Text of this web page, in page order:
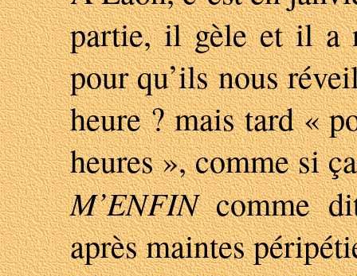
partie, il gèle et il a
pour qu’ils nous
heure ? mais tard «
heures », comme si
M’ENFINcomme
après maintes